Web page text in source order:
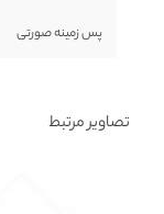
پس زمینه صورتی
تصاویر مرتبط